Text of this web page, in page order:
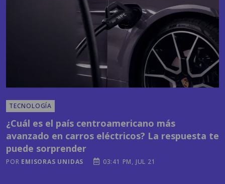
TECNOLOGÍA
¿Cuál es el país centroamericano más
avanzado en carros eléctricos? La respuesta te
puede sorprender
POR EMISORAS UNIDAS 03:41 PM, JUL 21